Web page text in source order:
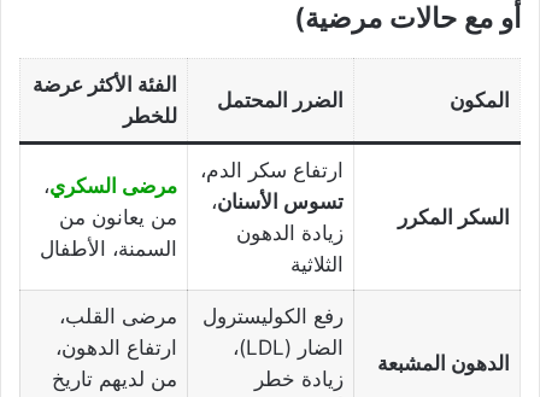
أو مع حالات مرضية)
المكون الضرر المحتمل
الفئة الأكثر عرضة
للخطر
السكر المكرر
ارتفاع سكر الدم،
تسوس الأسنان،
زيادة الدهون
الثلاثية
مرضى السكري،
من يعانون من
السمنة، الأطفال
الدهون المشبعة
رفع الكوليسترول
الضار (LDL)،
زيادة خطر
مرضى القلب،
ارتفاع الدهون،
من لديهم تاريخ